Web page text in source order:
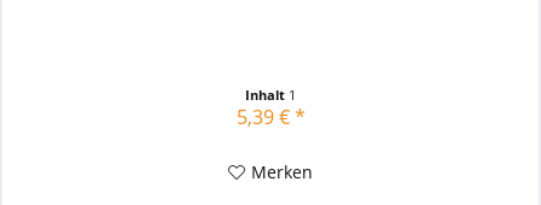
Inhalt 1
5,39 € *
Merken